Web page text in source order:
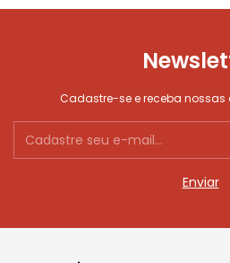
Cadastre-se e receba nossas